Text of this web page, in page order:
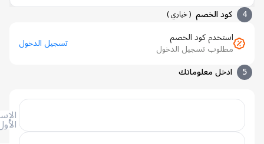
كود الخصم (خياري )
استخدم كود الخصم
مطلوب تسجيل الدخول
تسجيل الدخول
ادخل معلوماتك